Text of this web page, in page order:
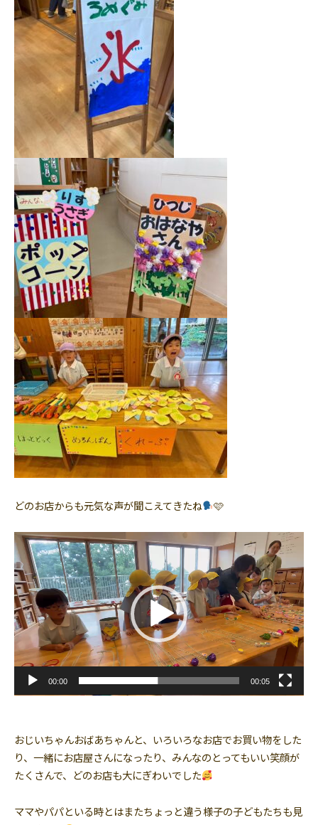
どのお店からも元気な声が聞こえてきたね 🩷
動
画
プ
レ
ー
ヤ
ー
00:00 00:05
おじいちゃんおばあちゃんと、いろいろなお店でお買い物をした
り、一緒にお店屋さんになったり、みんなのとってもいい笑顔が
たくさんで、どのお店も大にぎわいでした
ママやパパといる時とはまたちょっと違う様子の子どもたちも見